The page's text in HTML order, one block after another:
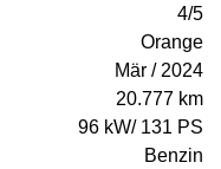
4/5
Orange
Mär / 2024
20.777 km
96 kW/ 131 PS
Benzin